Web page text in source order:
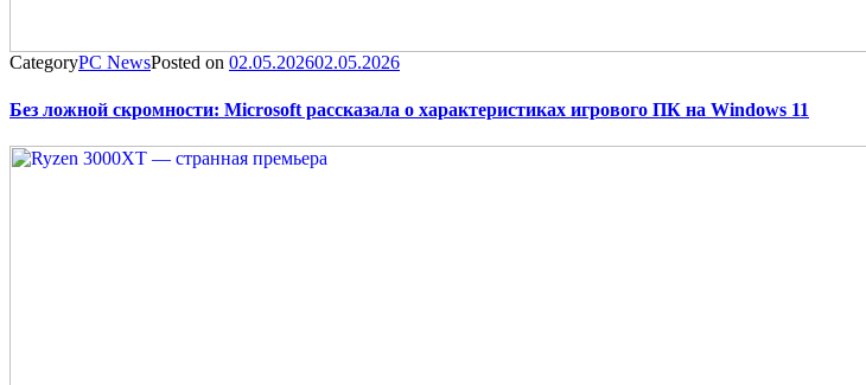
CategoryPC NewsPosted on 02.05.202602.05.2026
Без ложной скромности: Microsoft рассказала о характеристиках игрового ПК на Windows 11